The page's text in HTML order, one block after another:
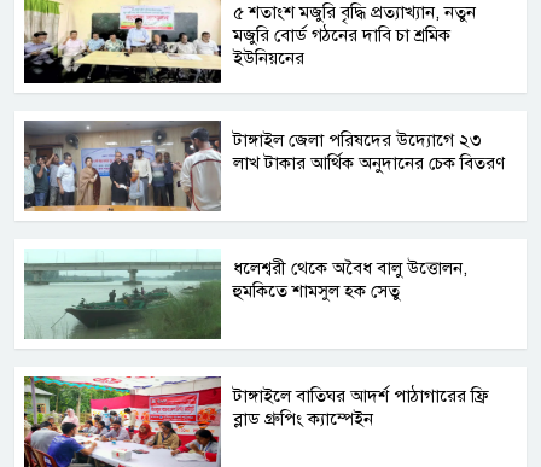
৫ শতাংশ মজুরি বৃদ্ধি প্রত্যাখ্যান, নতুন
মজুরি বোর্ড গঠনের দাবি চা শ্রমিক
ইউনিয়নের
টাঙ্গাইল জেলা পরিষদের উদ্যোগে ২৩
লাখ টাকার আর্থিক অনুদানের চেক বিতরণ
ধলেশ্বরী থেকে অবৈধ বালু উত্তোলন,
হুমকিতে শামসুল হক সেতু
টাঙ্গাইলে বাতিঘর আদর্শ পাঠাগারের ফ্রি
ব্লাড গ্রুপিং ক্যাম্পেইন